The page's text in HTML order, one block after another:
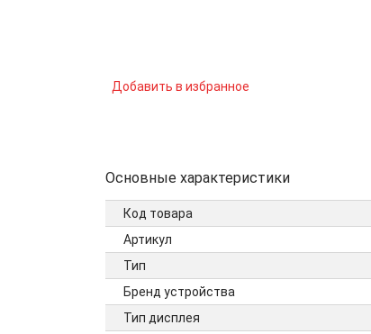
Добавить в избранное
Основные характеристики
Код товара
Артикул
Тип
Бренд устройства
Тип дисплея